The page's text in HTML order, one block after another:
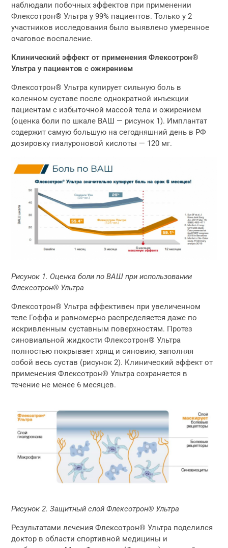
наблюдали побочных эффектов при применении
Флексотрон® Ультра у 99% пациентов. Только у 2
участников исследования было выявлено умеренное
очаговое воспаление.
Клинический эффект от применения Флексотрон®
Ультра у пациентов с ожирением
Флексотрон® Ультра купирует сильную боль в
коленном суставе после однократной инъекции
пациентам с избыточной массой тела и ожирением
(оценка боли по шкале ВАШ — рисунок 1). Имплантат
содержит самую большую на сегодняшний день в РФ
дозировку гиалуроновой кислоты — 120 мг.
Рисунок 1. Оценка боли по ВАШ при использовании
Флексотрон® Ультра
Флексотрон® Ультра эффективен при увеличенном
теле Гоффа и равномерно распределяется даже по
искривленным суставным поверхностям. Протез
синовиальной жидкости Флексотрон® Ультра
полностью покрывает хрящ и синовию, заполняя
собой весь сустав (рисунок 2). Клинический эффект от
применения Флексотрон® Ультра сохраняется в
течение не менее 6 месяцев.
Рисунок 2. Защитный слой Флексотрон® Ультра
Результатами лечения Флексотрон® Ультра поделился
доктор в области спортивной медицины и